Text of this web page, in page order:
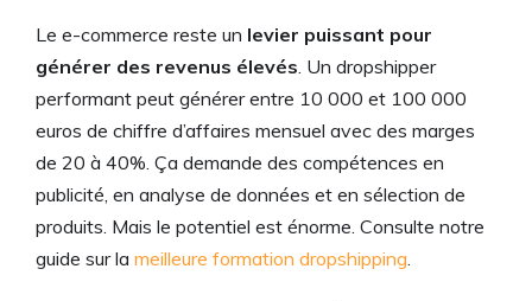
Le e-commerce reste un levier puissant pour
générer des revenus élevés . Un dropshipper
performant peut générer entre 10 000 et 100 000
euros de chiffre d’affaires mensuel avec des marges
de 20 à 40%. Ça demande des compétences en
publicité, en analyse de données et en sélection de
produits. Mais le potentiel est énorme. Consulte notre
guide sur la meilleure formation dropshipping